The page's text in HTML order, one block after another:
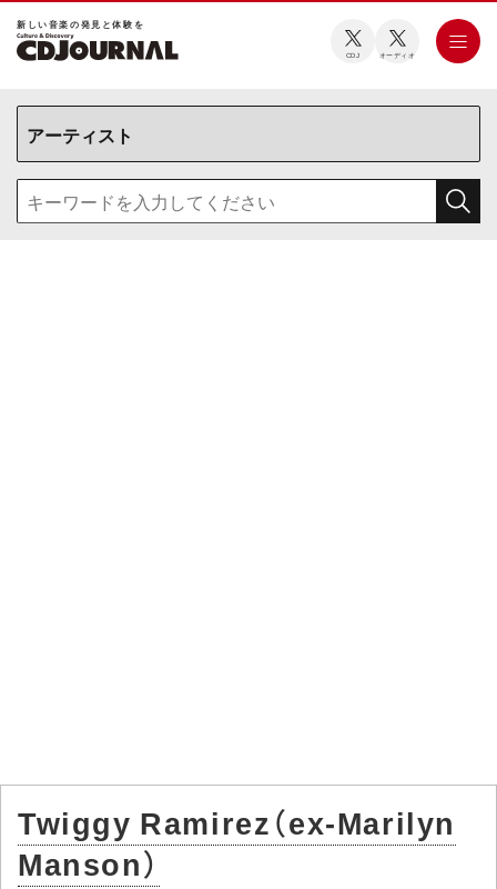
新しい⾳楽の発⾒と体験を
CDJ オーディオ
Twiggy Ramirez（ex-Marilyn
Manson）